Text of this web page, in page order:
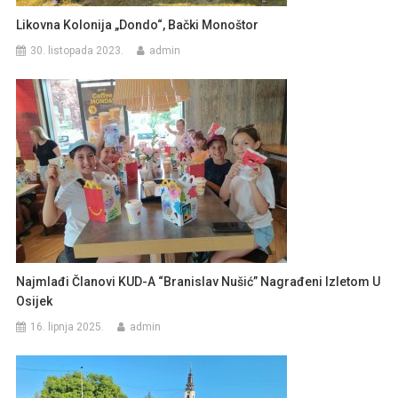
Likovna Kolonija „Dondo“, Bački Monoštor
30. listopada 2023. admin
Najmlađi Članovi KUD-A “Branislav Nušić” Nagrađeni Izletom U
Osijek
16. lipnja 2025. admin